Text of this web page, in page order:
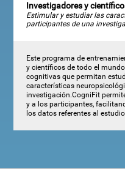
Investigadores y
Estimular y estudiar las
participantes de una
Este programa de
y científicos de todo el
cognitivas que permitan
características
investigación.CogniFit
y a los participantes,
los datos referentes al